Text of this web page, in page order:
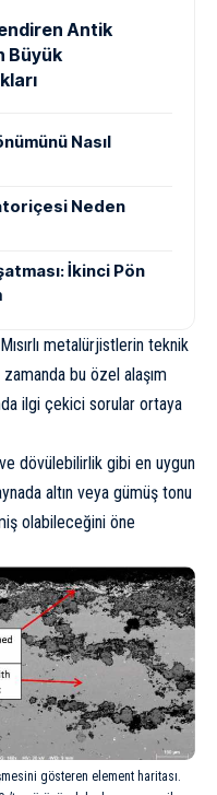
Antik
Büyük
Nasıl
Neden
İkinci Pön
metalürjistlerin teknik
bu özel alaşım
ilgi çekici sorular ortaya
dövülebilirlik gibi en uygun
altın veya gümüş tonu
olabileceğini öne
gösteren element haritası.